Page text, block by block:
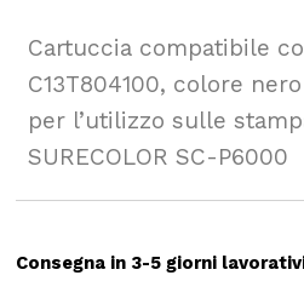
Cartuccia compatibile
C13T804100, colore
per l’utilizzo sulle
SURECOLOR SC-P6000
Consegna in 3-5 giorni